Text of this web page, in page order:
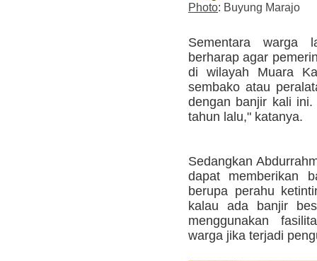
Photo: Buyung Marajo
Sementara warga
berharap agar
di wilayah Muara
sembako atau
dengan banjir kali
tahun lalu," katanya.
Sedangkan
dapat memberikan
berupa perahu
kalau ada banjir
menggunakan
warga jika terjadi